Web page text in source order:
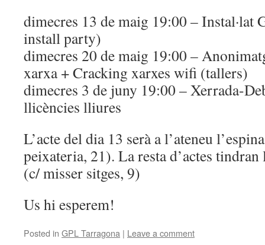
dimecres 13 de maig 19:00 –
install party)
dimecres 20 de maig 19:00 –
xarxa + Cracking xarxes wifi (tallers)
dimecres 3 de juny 19:00 – Xerrada-
llicències lliures
L’acte del dia 13 serà a l’ateneu
peixateria, 21). La resta d’actes
(c/ misser sitges, 9)
Us hi esperem!
Posted in GPL Tarragona | Leave a comment